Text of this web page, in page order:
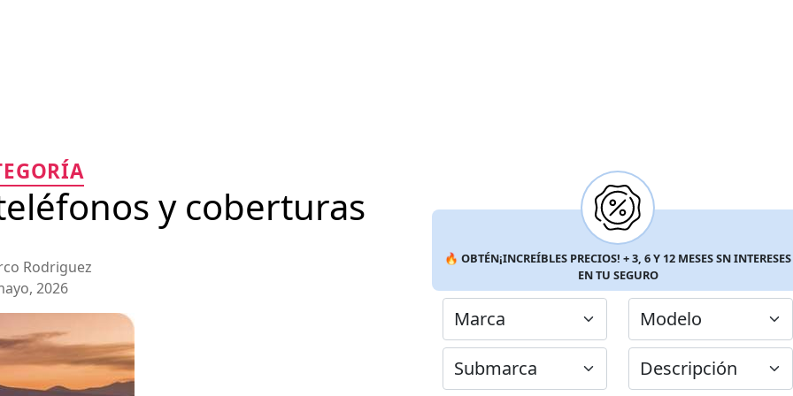
y coberturas
Rodriguez
2026
🔥 OBTÉN¡INCREÍBLES PRECIOS! + 3, 6 Y 12 MESES SN INTERESES
EN TU SEGURO